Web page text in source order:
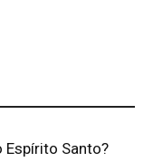
Espírito Santo?